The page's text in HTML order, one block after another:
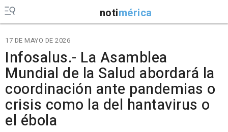
notimérica
17 DE MAYO DE 2026
Infosalus.- La Asamblea
Mundial de la Salud abordará la
coordinación ante pandemias o
crisis como la del hantavirus o
el ébola